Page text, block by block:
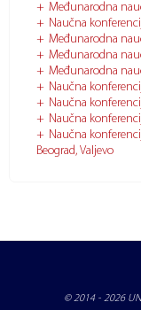
Međunarodna
Naučna
Međunarodna
Međunarodna
Međunarodna
Naučna
Naučna
Naučna
Naučna
Beograd, Valjevo
© 2014 - 2026